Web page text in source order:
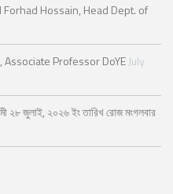
Hossain, Head Dept. of
Associate Professor DoYE July
২৮ জুলাই, ২০২৬ ইং তারিখ রোজ মংগলবার